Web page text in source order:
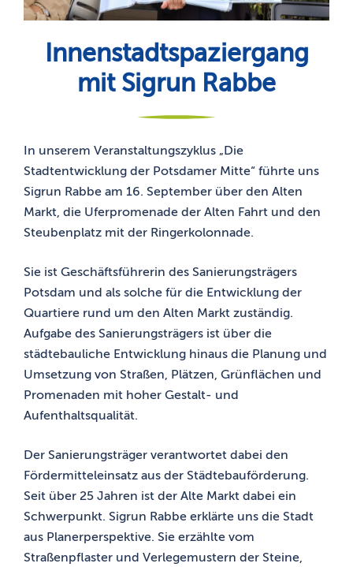
Innenstadtspaziergang
mit Sigrun Rabbe
In unserem Veranstaltungszyklus „Die
Stadtentwicklung der Potsdamer Mitte“ führte uns
Sigrun Rabbe am 16. September über den Alten
Markt, die Uferpromenade der Alten Fahrt und den
Steubenplatz mit der Ringerkolonnade.
Sie ist Geschäftsführerin des Sanierungsträgers
Potsdam und als solche für die Entwicklung der
Quartiere rund um den Alten Markt zuständig.
Aufgabe des Sanierungsträgers ist über die
städtebauliche Entwicklung hinaus die Planung und
Umsetzung von Straßen, Plätzen, Grünflächen und
Promenaden mit hoher Gestalt- und
Aufenthaltsqualität.
Der Sanierungsträger verantwortet dabei den
Fördermitteleinsatz aus der Städtebauförderung.
Seit über 25 Jahren ist der Alte Markt dabei ein
Schwerpunkt. Sigrun Rabbe erklärte uns die Stadt
aus Planerperspektive. Sie erzählte vom
Straßenpflaster und Verlegemustern der Steine,